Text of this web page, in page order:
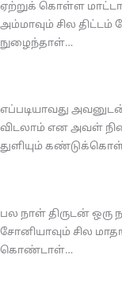
ஏற்றுக் கொள்ள
அம்மாவும் சில
நுழைந்தாள்…
எப்படியாவது
விடலாம் என அவள்
துளியும்
பல நாள் திருடன்
சோனியாவும் சில
கொண்டாள்…